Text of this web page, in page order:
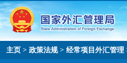
主页 >政策法规>经常项目外汇管理